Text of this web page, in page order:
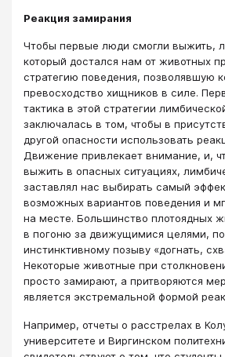
Реакция замирания
Чтобы первые люди смогли выжить,
который достался нам от животных
стратегию поведения, позволявшую
превосходство хищников в силе.
тактика в этой стратегии
заключалась в том, чтобы в
другой опасности использовать
Движение привлекает внимание, и,
выжить в опасных ситуациях,
заставлял нас выбирать самый
возможных вариантов поведения и
на месте. Большинство плотоядных
в погоню за движущимися целями,
инстинктивному позыву «догнать,
Некоторые животные при
просто замирают, а притворяются
является экстремальной формой
Например, отчеты о расстрелах в
университете и Виргинском